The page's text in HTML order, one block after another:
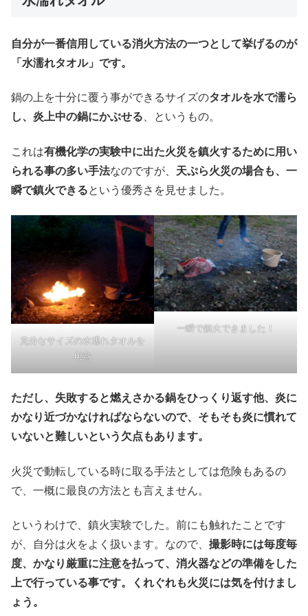
自分が一番信用している消火方法の一つとして挙げるのが
「水濡れタオル」です。
鍋の上を十分に覆う事ができるサイズのタオルを水で濡ら
し、炎上中の鍋にかぶせる 、というもの。
これは有機化学の実験中に出た火災を鎮火するために用い
られる事の多い手法なのですが、 天ぷら火災の場合も、一
瞬で鎮火できるという優秀さを見せました。
充分なサイズの水濡れタオルを
用意
一瞬で鎮火できました！
ただし、失敗すると燃えさかる鍋をひっくり返す他、炎に
かなり近づかなければならないので、そもそも炎に慣れて
いないと難しいという欠点もあります。
火災で動転している時に取る手法としては危険もあるの
で、一概に最良の方法とも言えません。
というわけで、鎮火実験でした。前にも触れたことです
が、自分は火をよく扱います。なので、 撮影時には毎度毎
度、かなり厳重に注意を払って、消火器などの準備をした
上で行っている事です。くれぐれも火災には気を付けまし
ょう。